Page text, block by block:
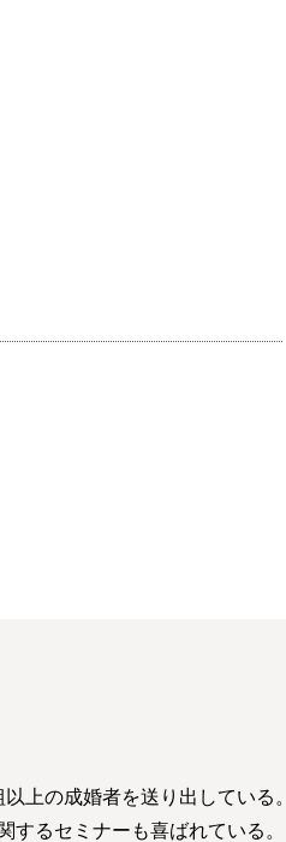
上の成婚者を送り出している。
るセミナーも喜ばれている。